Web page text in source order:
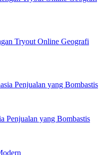
Tryout Online Geografi
Penjualan yang Bombastis